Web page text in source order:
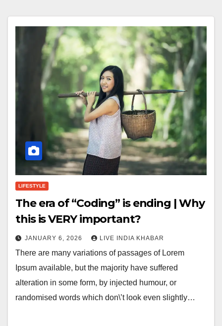
LIFESTYLE
The era of “Coding” is ending | Why
this is VERY important?
JANUARY 6, 2026 LIVE INDIA KHABAR
There are many variations of passages of Lorem
Ipsum available, but the majority have suffered
alteration in some form, by injected humour, or
randomised words which don\’t look even slightly…